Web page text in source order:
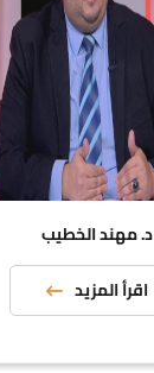
د. مهند الخطيب
اقرأ المزيد